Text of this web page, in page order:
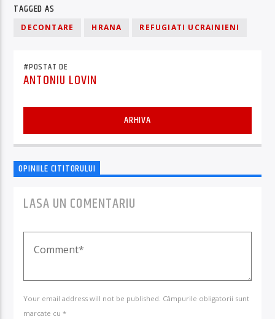
TAGGED AS
DECONTARE HRANA REFUGIATI UCRAINIENI
#POSTAT DE
ANTONIU LOVIN
ARHIVA
OPINIILE CITITORULUI
LASA UN COMENTARIU
Your email address will not be published. Câmpurile obligatorii sunt
marcate cu *